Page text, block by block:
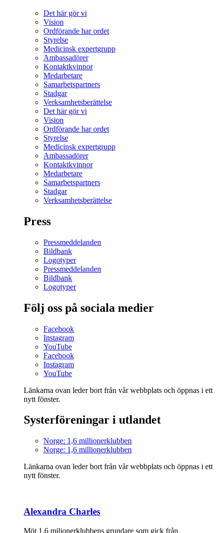
Det här gör vi
Vision
Ordförande har ordet
Styrelse
Medicinsk expertgrupp
Ambassadörer
Kontaktkvinnor
Medarbetare
Samarbetspartners
Stadgar
Verksamhetsberättelse
Det här gör vi
Vision
Ordförande har ordet
Styrelse
Medicinsk expertgrupp
Ambassadörer
Kontaktkvinnor
Medarbetare
Samarbetspartners
Stadgar
Verksamhetsberättelse
Press
Pressmeddelanden
Bildbank
Logotyper
Pressmeddelanden
Bildbank
Logotyper
Följ oss på sociala medier
Facebook
Instagram
YouTube
Facebook
Instagram
YouTube
Länkarna ovan leder bort från vår webbplats och öppnas i ett
nytt fönster.
Systerföreningar i utlandet
Norge: 1,6 millionerklubben
Norge: 1,6 millionerklubben
Länkarna ovan leder bort från vår webbplats och öppnas i ett
nytt fönster.
Alexandra Charles
Möt 1,6 miljonerklubbens grundare som gick från